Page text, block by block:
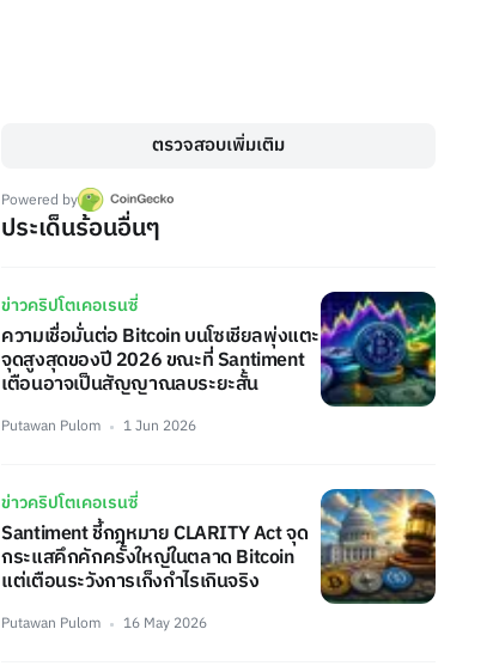
ตรวจสอบเพิ่มเติม
Powered by
ประเด็นร้อนอื่นๆ
ข่าวคริปโตเคอเรนซี่
ความเชื่อมั่นต่อ Bitcoin บนโซเชียลพุ่งแตะ
จุดสูงสุดของปี 2026 ขณะที่ Santiment
เตือนอาจเป็นสัญญาณลบระยะสั้น
Putawan Pulom 1 Jun 2026
ข่าวคริปโตเคอเรนซี่
Santiment ชี้กฎหมาย CLARITY Act จุด
กระแสคึกคักครั้งใหญ่ในตลาด Bitcoin
แต่เตือนระวังการเก็งกำไรเกินจริง
Putawan Pulom 16 May 2026